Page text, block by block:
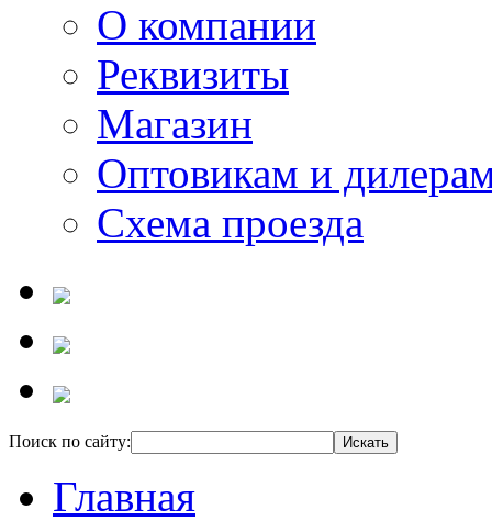
О компании
Реквизиты
Магазин
Оптовикам и
Схема проезда
Поиск по сайту:
Главная